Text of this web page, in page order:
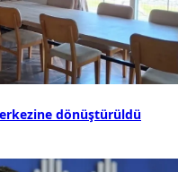
dönüştürüldü